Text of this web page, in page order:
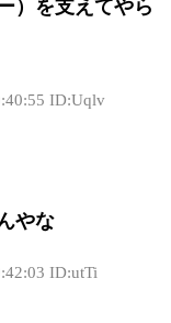
）を支えてやら
ID:Uqlv
やな
ID:utTi